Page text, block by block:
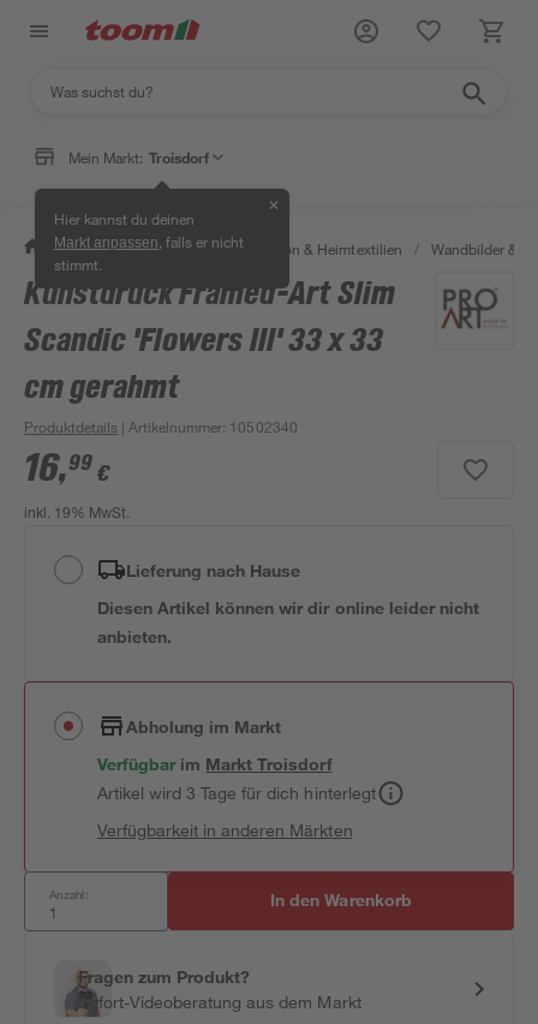
Mein Markt: Troisdorf
Hier kannst du deinen
Markt anpassen , falls er nicht
stimmt.
✕
/ Wohnen & Haushalt / Dekoration & Heimtextilien / Wandbilder &
Kunstdruck Framed-Art Slim
Scandic 'Flowers III' 33 x 33
cm gerahmt
Produktdetails | Artikelnummer: 10502340
16,99 €
inkl. 19% MwSt.
Lieferung nach Hause
Diesen Artikel können wir dir online leider nicht
anbieten.
Abholung im Markt
Verfügbar im MarktTroisdorf
Artikel wird 3 Tage für dich hinterlegt
Verfügbarkeit in anderen Märkten
Anzahl: In den Warenkorb
Fragen zum Produkt?
Sofort-Videoberatung aus dem Markt